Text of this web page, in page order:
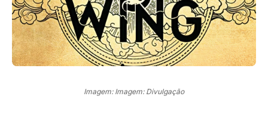
Imagem: Imagem: Divulgação